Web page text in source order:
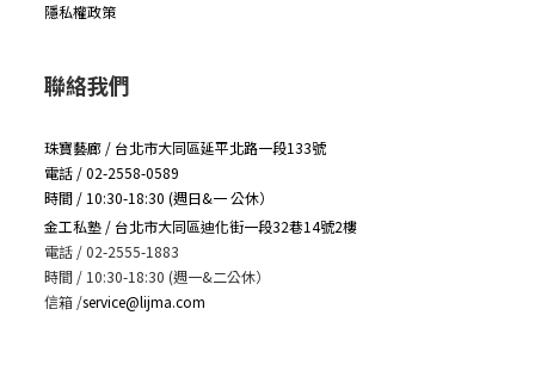
隱私權政策
聯絡我們
珠寶藝廊 / 台北市大同區延平北路一段133號
電話 / 02-2558-0589
時間 / 10:30-18:30 (週日&一 公休）
金工私塾 / 台北市大同區迪化街一段32巷14號2樓
電話 / 02-2555-1883
時間 / 10:30-18:30 (週一&二公休）
信箱 /service@lijma.com